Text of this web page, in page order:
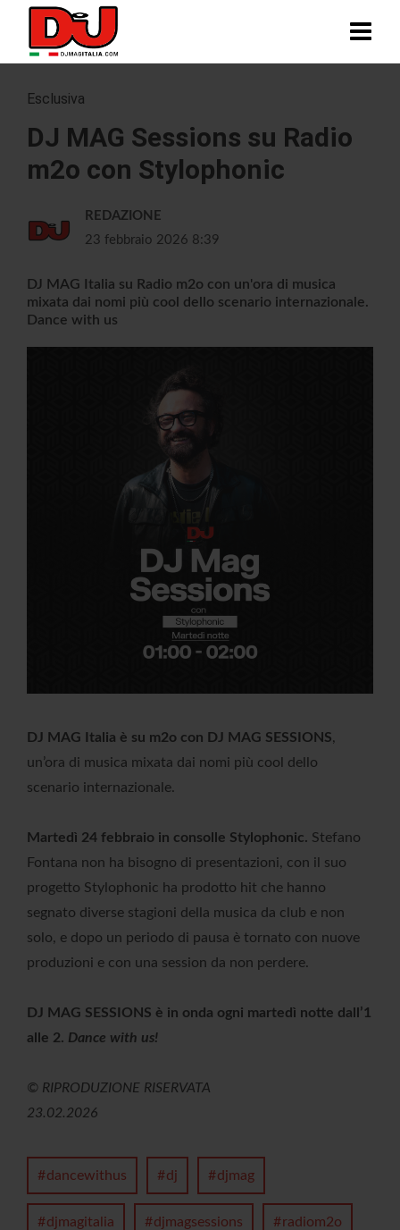
Esclusiva
DJ MAG Sessions su Radio
m2o con Stylophonic
REDAZIONE
23 febbraio 2026 8:39
DJ MAG Italia su Radio m2o con un'ora di musica
mixata dai nomi più cool dello scenario internazionale.
Dance with us
DJ MAG Italia è su m2o con DJ MAG SESSIONS,
un’ora di musica mixata dai nomi più cool dello
scenario internazionale.
Martedì 24 febbraio in consolle Stylophonic. Stefano
Fontana non ha bisogno di presentazioni, con il suo
progetto Stylophonic ha prodotto hit che hanno
segnato diverse stagioni della musica da club e non
solo, e dopo un periodo di pausa è tornato con nuove
produzioni e con una session da non perdere.
DJ MAG SESSIONS è in onda ogni martedì notte dall’1
alle 2. Dance with us!
© RIPRODUZIONE RISERVATA
23.02.2026
dancewithus dj djmag
djmagitalia djmagsessions radiom2o